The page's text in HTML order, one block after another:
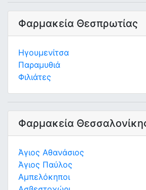
Φαρμακεία Θεσπρωτίας
Ηγουμενίτσα
Παραμυθιά
Φιλιάτες
Φαρμακεία
Άγιος Αθανάσιος
Άγιος Παύλος
Αμπελόκηποι